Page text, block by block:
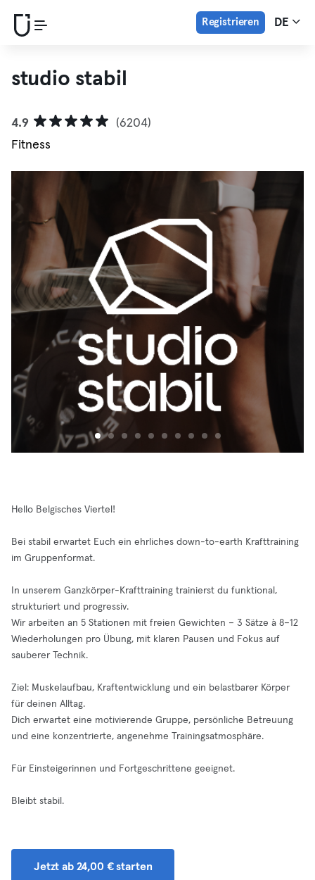
Registrieren DE
studio stabil
4.9
(6204)
Fitness
Hello Belgisches Viertel!
Bei stabil erwartet Euch ein ehrliches down-to-earth Krafttraining
im Gruppenformat.
In unserem Ganzkörper-Krafttraining trainierst du funktional,
strukturiert und progressiv.
Wir arbeiten an 5 Stationen mit freien Gewichten – 3 Sätze à 8–12
Wiederholungen pro Übung, mit klaren Pausen und Fokus auf
sauberer Technik.
Ziel: Muskelaufbau, Kraftentwicklung und ein belastbarer Körper
für deinen Alltag.
Dich erwartet eine motivierende Gruppe, persönliche Betreuung
und eine konzentrierte, angenehme Trainingsatmosphäre.
Für Einsteigerinnen und Fortgeschrittene geeignet.
Bleibt stabil.
Jetzt ab 24,00 € starten